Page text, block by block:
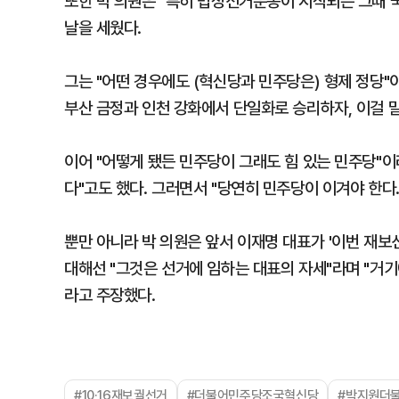
날을 세웠다.
그는 "어떤 경우에도 (혁신당과 민주당은) 형제 정당
부산 금정과 인천 강화에서 단일화로 승리하자, 이걸
이어 "어떻게 됐든 민주당이 그래도 힘 있는 민주당"
다"고도 했다. 그러면서 "당연히 민주당이 이겨야 한
뿐만 아니라 박 의원은 앞서 이재명 대표가 '이번 재
대해선 "그것은 선거에 임하는 대표의 자세"라며 "거
라고 주장했다.
#10·16재보궐선거 #더불어민주당조국혁신당 #박지원더